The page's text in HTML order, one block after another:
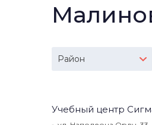
Район
Учебный центр